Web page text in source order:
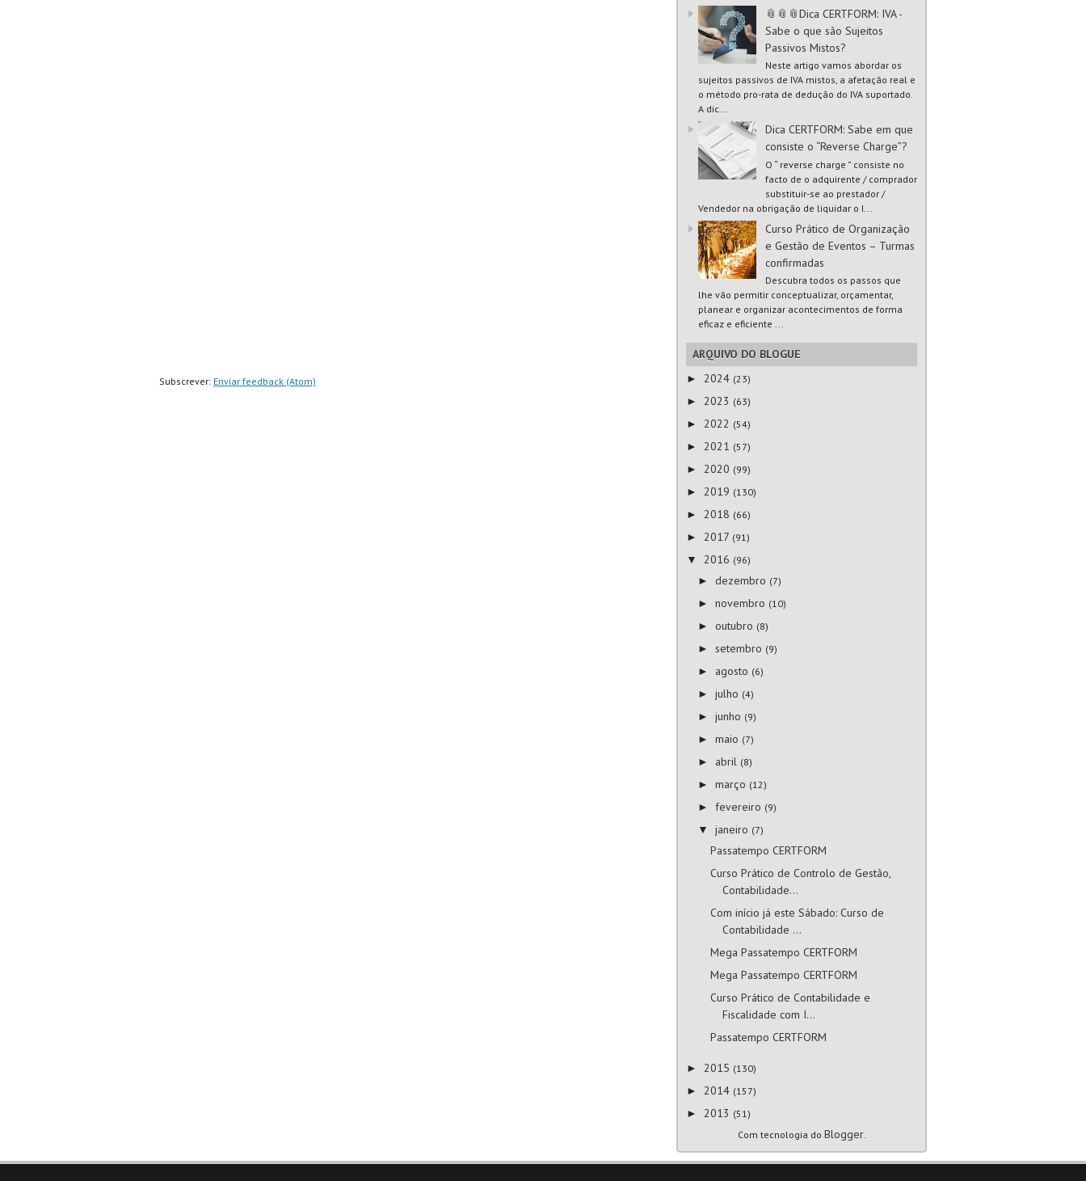
Subscrever: Enviar feedback (Atom)
📎📎📎Dica CERTFORM: IVA -
Sabe o que são Sujeitos
Passivos Mistos?
Neste artigo vamos abordar os
sujeitos passivos de IVA mistos, a afetação real e
o método pro-rata de dedução do IVA suportado.
A dic...
Dica CERTFORM: Sabe em que
consiste o “Reverse Charge”?
O “ reverse charge ” consiste no
facto de o adquirente / comprador
substituir-se ao prestador /
Vendedor na obrigação de liquidar o I...
Curso Prático de Organização
e Gestão de Eventos – Turmas
confirmadas
Descubra todos os passos que
lhe vão permitir conceptualizar, orçamentar,
planear e organizar acontecimentos de forma
eficaz e eficiente ...
ARQUIVO DO BLOGUE
► 2024 (23)
► 2023 (63)
► 2022 (54)
► 2021 (57)
► 2020 (99)
► 2019 (130)
► 2018 (66)
► 2017 (91)
▼ 2016 (96)
►dezembro (7)
►novembro (10)
►outubro (8)
► setembro (9)
► agosto (6)
►julho (4)
►junho (9)
►maio (7)
► abril (8)
►março (12)
►fevereiro (9)
▼janeiro (7)
Passatempo CERTFORM
Curso Prático de Controlo de Gestão,
Contabilidade...
Com início já este Sábado: Curso de
Contabilidade ...
Mega Passatempo CERTFORM
Mega Passatempo CERTFORM
Curso Prático de Contabilidade e
Fiscalidade com I...
Passatempo CERTFORM
► 2015 (130)
► 2014 (157)
► 2013 (51)
Com tecnologia do Blogger.